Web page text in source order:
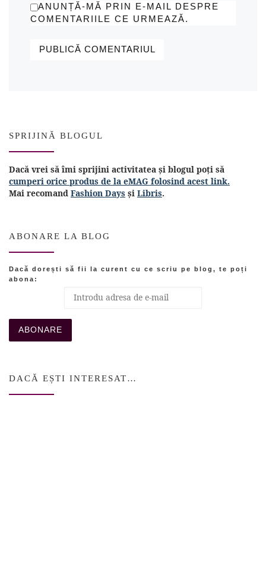
ANUNȚĂ-MĂ PRIN E-MAIL DESPRE
COMENTARIILE CE URMEAZĂ.
SPRIJINĂ BLOGUL
Dacă vrei să îmi sprijini activitatea și blogul poți să
cumperi orice produs de la eMAG folosind acest link.
Mai recomand Fashion Days și Libris.
ABONARE LA BLOG
Dacă dorești să fii la curent cu ce scriu pe blog, te poți
abona:
DACĂ EȘTI INTERESAT…